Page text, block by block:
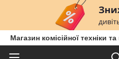
Магазин комісійної техніки